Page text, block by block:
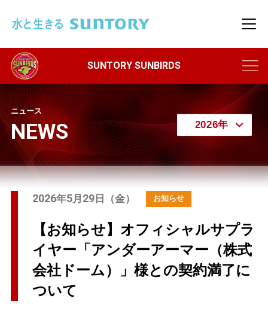
メ
ニュース
NEWS
2026年5月 29日（金）
【お知らせ】オフィシャルサプラ
イヤー「アンダーアーマー（株式
会社ドーム）」様との契約満了に
ついて